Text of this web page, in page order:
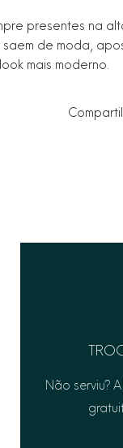
presentes na
de moda,
mais moderno.
Não serviu?